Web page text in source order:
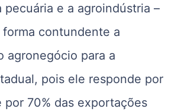
pecuária e a agroindústria –
forma contundente a
agronegócio para a
pois ele responde por
por 70% das exportações